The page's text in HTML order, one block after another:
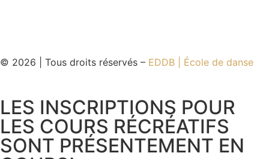
© 2026 | Tous droits réservés – EDDB | École de danse
LES INSCRIPTIONS POUR
LES COURS RÉCRÉATIFS
SONT PRÉSENTEMENT EN